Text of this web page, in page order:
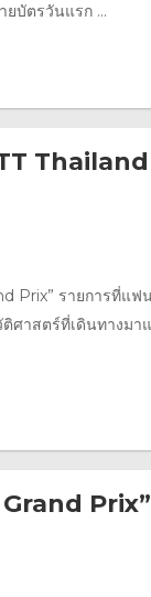
ยบัตรวันแรก ...
Thailand
Prix” รายการที่แฟน
ติศาสตร์ที่เดินทางมา
Prix”